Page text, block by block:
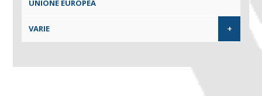
UNIONE EUROPEA
VARIE +